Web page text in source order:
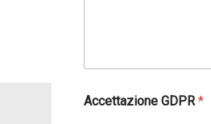
Accettazione GDPR*